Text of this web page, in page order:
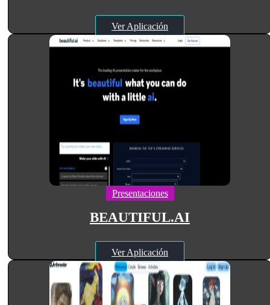
Ver Aplicación
Presentaciones
BEAUTIFUL.AI
Ver Aplicación